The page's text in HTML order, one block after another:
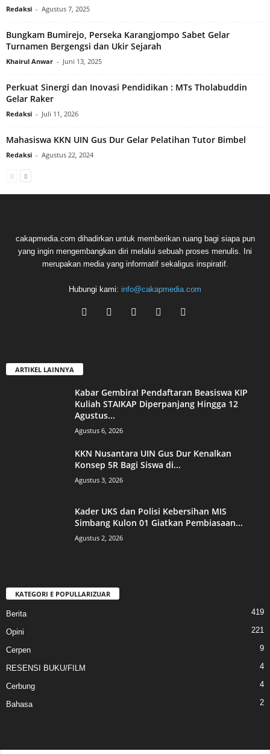
Redaksi - Agustus 7, 2025
Bungkam Bumirejo, Perseka Karangjompo Sabet Gelar
Turnamen Bergengsi dan Ukir Sejarah
Khairul Anwar - Juni 13, 2025
Perkuat Sinergi dan Inovasi Pendidikan : MTs Tholabuddin
Gelar Raker
Redaksi - Juli 11, 2026
Mahasiswa KKN UIN Gus Dur Gelar Pelatihan Tutor Bimbel
Redaksi - Agustus 22, 2024
cakapmedia.com dihadirkan untuk memberikan ruang bagi siapa pun
yang ingin mengembangkan diri melalui sebuah proses menulis. Ini
merupakan media yang informatif sekaligus inspiratif.
Hubungi kami: info@cakapmedia.com
ARTIKEL LAINNYA
Kabar Gembira! Pendaftaran Beasiswa KIP
Kuliah STAIKAP Diperpanjang Hingga 12
Agustus...
Agustus 6, 2026
KKN Nusantara UIN Gus Dur Kenalkan
Konsep 5R Bagi Siswa di...
Agustus 3, 2026
Kader UKS dan Polisi Kebersihan MIS
Simbang Kulon 01 Giatkan Pembiasaan...
Agustus 2, 2026
KATEGORI E POPULLARIZUAR
Berita 419
Opini 221
Cerpen 9
RESENSI BUKU/FILM 4
Cerbung 4
Bahasa 2